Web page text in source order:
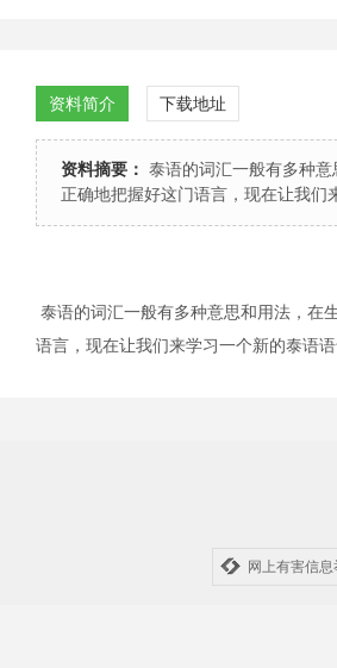
资料简介 下载地址
资料摘要： 泰语的词汇一般有多种
正确地把握好这门语言，现在让我们
泰语的词汇一般有多种意思和用法，在
语言，现在让我们来学习一个新的泰语
网上有害信息